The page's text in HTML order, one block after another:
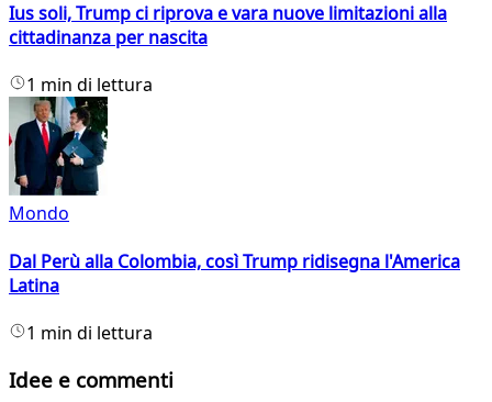
Ius soli, Trump ci riprova e vara nuove limitazioni alla
cittadinanza per nascita
1 min di lettura
Mondo
Dal Perù alla Colombia, così Trump ridisegna l'America
Latina
1 min di lettura
Idee e commenti